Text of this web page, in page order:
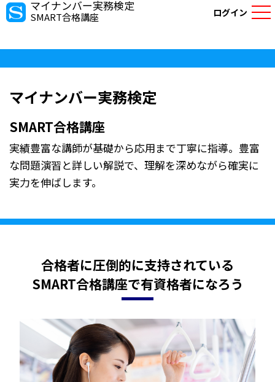
マイナンバー実務検定
SMART合格講座 ログイン
マイナンバー実務検定
SMART合格講座
実績豊富な講師が基礎から応用まで丁寧に指導。豊富
な問題演習と詳しい解説で、理解を深めながら確実に
実力を伸ばします。
合格者に圧倒的に支持されている
SMART合格講座で有資格者になろう